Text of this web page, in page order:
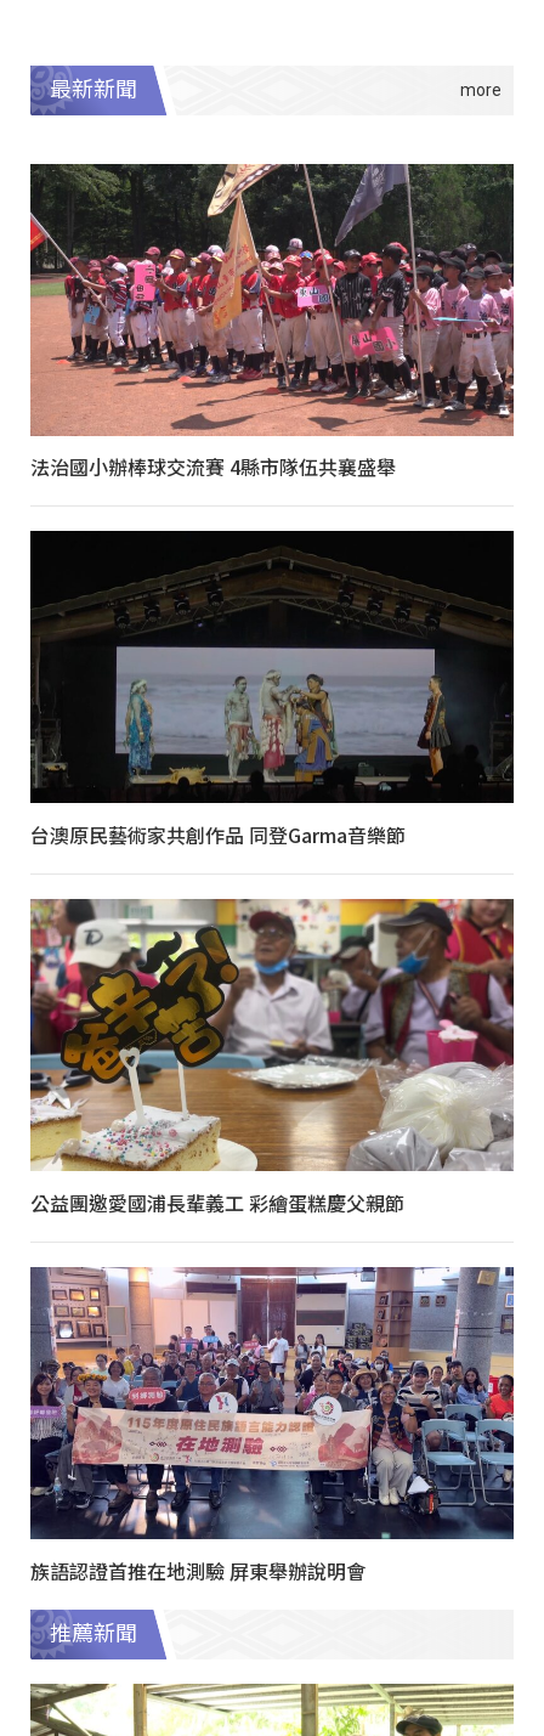
最新新聞
法治國小辦棒球交流賽 4縣市隊伍共襄盛舉
台澳原民藝術家共創作品 同登Garma音樂節
公益團邀愛國浦長輩義工 彩繪蛋糕慶父親節
族語認證首推在地測驗 屏東舉辦說明會
推薦新聞